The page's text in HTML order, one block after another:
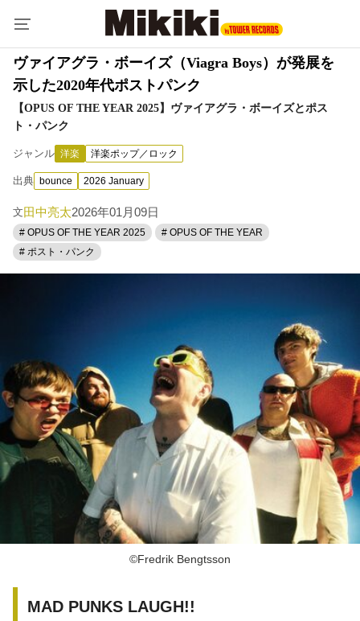
ヴァイアグラ・ボーイズ（Viagra Boys）が発展を
示した2020年代ポストパンク
【OPUS OF THE YEAR 2025】ヴァイアグラ・ボーイズとポス
ト・パンク
ジャンル 洋楽 洋楽ポップ／ロック
出典 bounce 2026 January
文田中亮太2026年01月09日
# OPUS OF THE YEAR 2025
# OPUS OF THE YEAR
# ポスト・パンク
©Fredrik Bengtsson
MAD PUNKS LAUGH!!